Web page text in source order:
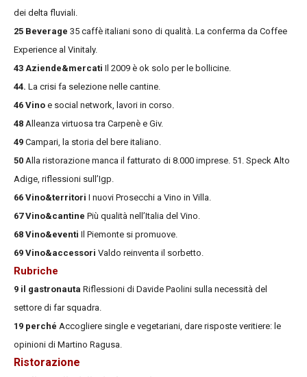
dei delta fluviali.
25 Beverage 35 caffè italiani sono di qualità. La conferma da Coffee
Experience al Vinitaly.
43 Aziende&mercati Il 2009 è ok solo per le bollicine.
44. La crisi fa selezione nelle cantine.
46 Vino e social network, lavori in corso.
48 Alleanza virtuosa tra Carpenè e Giv.
49 Campari, la storia del bere italiano.
50 Alla ristorazione manca il fatturato di 8.000 imprese. 51. Speck Alto
Adige, riflessioni sull’Igp.
66 Vino&territori I nuovi Prosecchi a Vino in Villa.
67 Vino&cantine Più qualità nell’Italia del Vino.
68 Vino&eventi Il Piemonte si promuove.
69 Vino&accessori Valdo reinventa il sorbetto.
Rubriche
9 il gastronauta Riflessioni di Davide Paolini sulla necessità del
settore di far squadra.
19 perché Accogliere single e vegetariani, dare risposte veritiere: le
opinioni di Martino Ragusa.
Ristorazione